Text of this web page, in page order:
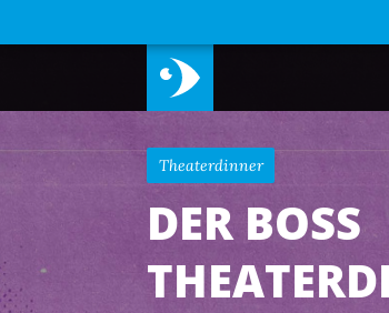
Theaterdinner
DER BOSS